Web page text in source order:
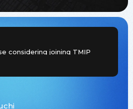
considering joining TMIP